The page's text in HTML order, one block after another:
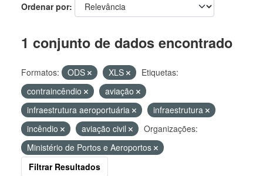
Ordenar por
1 conjunto de dados encontrado
Formatos: ODS XLS
Etiquetas:
contraincêndio
aviação
infraestrutura aeroportuária
infraestrutura
incêndio
aviação civil
Organizações:
Ministério de Portos e Aeroportos
Filtrar Resultados